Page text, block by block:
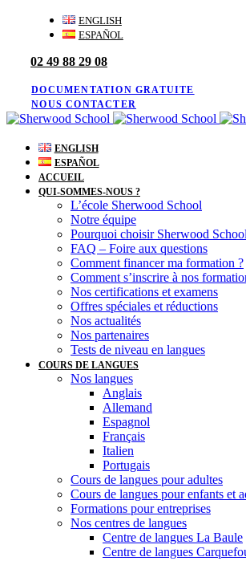
navigation
content
ENGLISH
ESPAÑOL
02 49 88 29 08
DOCUMENTATION GRATUITE
NOUS CONTACTER
ENGLISH
ESPAÑOL
ACCUEIL
QUI-SOMMES-NOUS ?
L’école Sherwood School
Notre équipe
Pourquoi choisir Sherwood
FAQ – Foire aux questions
Comment financer ma formation ?
Comment s’inscrire à nos
Nos certifications et examens
Offres spéciales et réductions
Nos actualités
Nos partenaires
Tests de niveau en langues
COURS DE LANGUES
Nos langues
Anglais
Allemand
Espagnol
Français
Italien
Portugais
Cours de langues pour adultes
Cours de langues pour enfants et
Formations pour entreprises
Nos centres de langues
Centre de langues La Baule
Centre de langues